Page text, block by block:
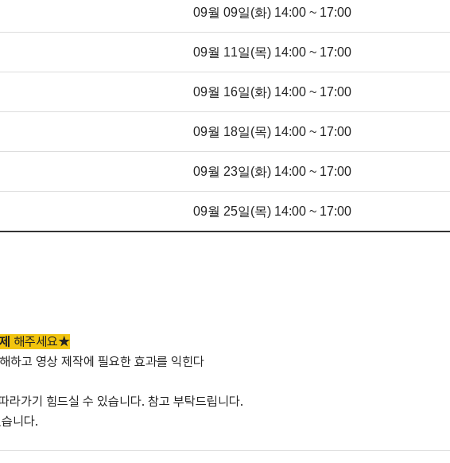
09월 09일(화) 14:00 ~ 17:00
09월 11일(목) 14:00 ~ 17:00
09월 16일(화) 14:00 ~ 17:00
09월 18일(목) 14:00 ~ 17:00
09월 23일(화) 14:00 ~ 17:00
09월 25일(목) 14:00 ~ 17:00
해주세요★
하고 영상 제작에 필요한 효과를 익힌다
라가기 힘드실 수 있습니다. 참고 부탁드립니다.
니다.